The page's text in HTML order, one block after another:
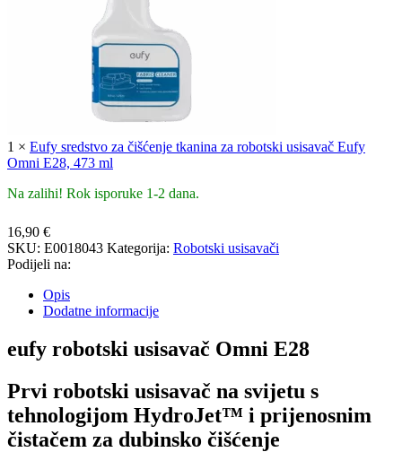
1 × Eufy sredstvo za čišćenje tkanina za robotski usisavač Eufy
Omni E28, 473 ml
Na zalihi! Rok isporuke 1-2 dana.
16,90 €
SKU: E0018043 Kategorija: Robotski usisavači
Podijeli na:
Opis
Dodatne informacije
eufy robotski usisavač Omni E28
Prvi robotski usisavač na svijetu s
tehnologijom HydroJet™ i prijenosnim
čistačem za dubinsko čišćenje